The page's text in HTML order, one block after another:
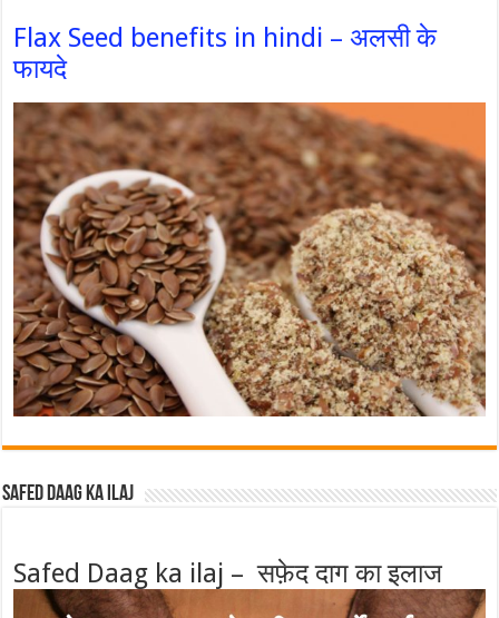
Flax Seed benefits in hindi – अलसी के
फायदे
Safed Daag ka ilaj
Safed Daag ka ilaj – सफ़ेद दाग का इलाज